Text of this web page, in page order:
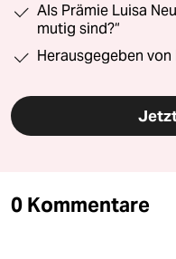
Als Prämie Luisa
mutig sind?“
Herausgegeben von
0 Kommentare